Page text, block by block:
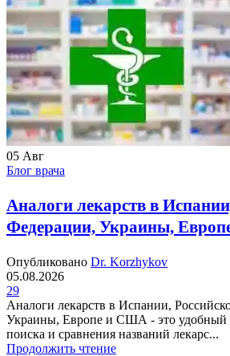
05 Авг
Блог врача
Аналоги лекарств в
Федерации, Украины,
Опубликовано Dr. Korzhykov
05.08.2026
29
Аналоги лекарств в Испании,
Украины, Европе и США - это удобный
поиска и сравнения названий лекарс...
Продолжить чтение